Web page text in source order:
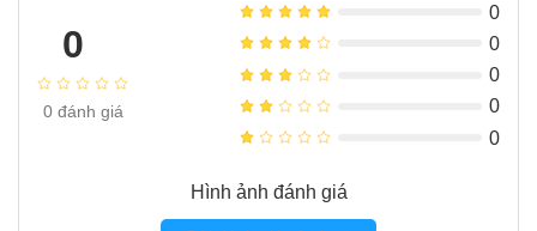
0
0đánh giá
0
0
0
0
0
Hình ảnh đánh giá